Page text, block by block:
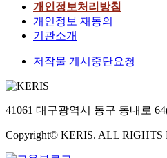
개인정보처리방침
개인정보 재동의
기관소개
저작물 게시중단요청
41061 대구광역시 동구 동내로
Copyright© KERIS. ALL RIGHTS